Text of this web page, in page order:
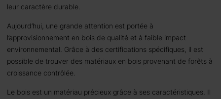
leur caractère durable.
Aujourd’hui, une grande attention est portée à
l’approvisionnement en bois de qualité et à faible impact
environnemental. Grâce à des certifications spécifiques, il est
possible de trouver des matériaux en bois provenant de forêts à
croissance contrôlée.
Le bois est un matériau précieux grâce à ses caractéristiques. Il